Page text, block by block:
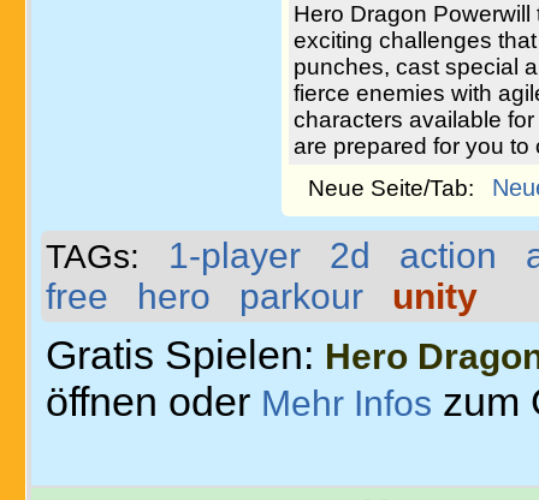
Hero Dragon
exciting challenges
punches, cast special
fierce enemies with
characters available
are prepared for you to
Neue Seite/Tab:
TAGs: 1-player 2d action
free
hero parkour unity
Gratis Spielen: Hero
öffnen oder Mehr Infos zum